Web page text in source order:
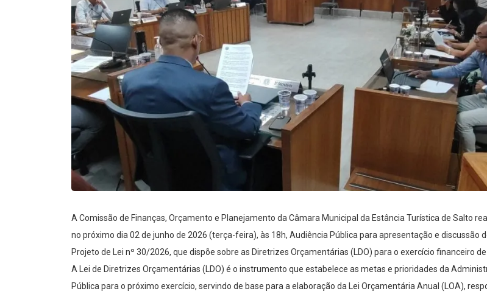
A Comissão de Finanças, Orçamento e Planejamento da Câmara Municipal da Estância Turística de Salto
no próximo dia 02 de junho de 2026 (terça-feira), às 18h, Audiência Pública para apresentação e discussão
Projeto de Lei nº 30/2026, que dispõe sobre as Diretrizes Orçamentárias (LDO) para o exercício financeiro de
A Lei de Diretrizes Orçamentárias (LDO) é o instrumento que estabelece as metas e prioridades da
Pública para o próximo exercício, servindo de base para a elaboração da Lei Orçamentária Anual (LOA),